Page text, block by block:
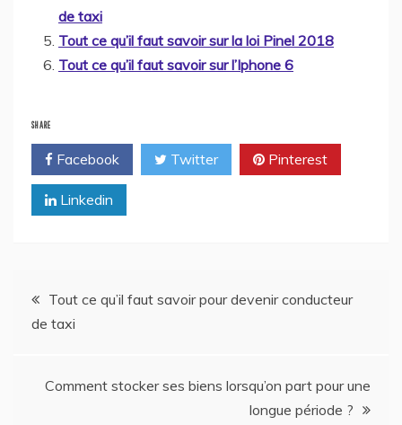
de taxi
Tout ce qu’il faut savoir sur la loi Pinel 2018
Tout ce qu’il faut savoir sur l’Iphone 6
SHARE
Facebook Twitter Pinterest
Linkedin
Navigation
l’article
Tout ce qu’il faut savoir pour devenir conducteur
de taxi
Comment stocker ses biens lorsqu’on part pour une
longue période ?